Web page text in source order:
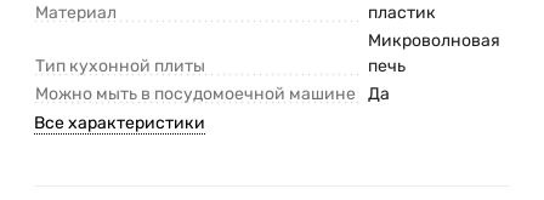
Материал
пластик
Тип кухонной плиты
Микроволновая
печь
Можно мыть в посудомоечной машине
Да
Все характеристики